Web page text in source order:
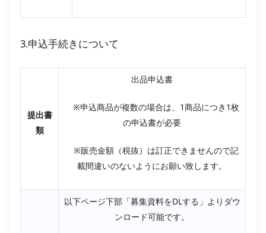
3.申込手続きについて
提出書
類
出品申込書
※申込商品が複数の場合は、1商品につき1枚
の申込書が必要
※販売金額（税抜）は訂正できませんので記
載間違いのないようにお願い致します。
以下ページ下部「募集資料をDLする」よりダウ
ンロード可能です。